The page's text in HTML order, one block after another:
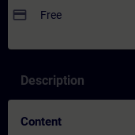
payment Free
Description
Content